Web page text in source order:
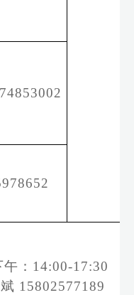
： 14:00-17:30
15802577189